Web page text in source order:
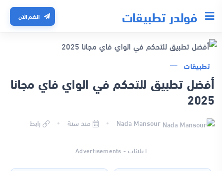
فولدر تطبيقات انضم الآن
تطبيقات
أفضل تطبيق للتحكم في الواي فاي مجانا
2025
منذ سنة رابط
اعلانات - Advertisements